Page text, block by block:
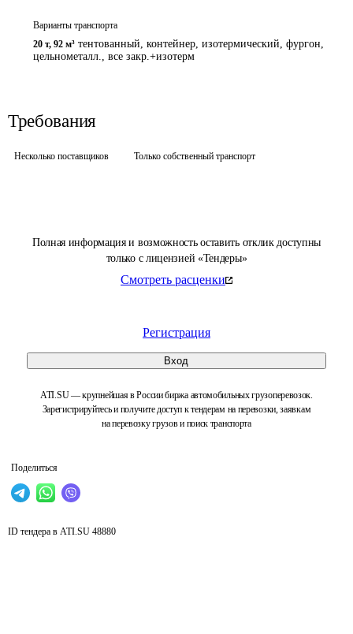
Полная информация и возможность оставить отклик доступны
только с лицензией «Тендеры»
Смотреть расценки
Регистрация
Вход
ATI.SU — крупнейшая в России биржа автомобильных грузоперевозок.
Зарегистрируйтесь и получите доступ к тендерам на перевозки, заявкам
на перевозку грузов и поиск транспорта
Поделиться
Варианты транспорта
20 т, 92 м³ тентованный, контейнер, изотермический, фургон,
цельнометалл., все закр.+изотерм
Требования
Несколько поставщиков Только собственный транспорт
ID тендера в ATI.SU 48880